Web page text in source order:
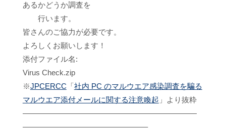
あるかどうか調査を
行います。
皆さんのご協力が必要です。
よろしくお願いします！
添付ファイル名:
Virus Check.zip
※JPCERCC 「社内 PC のマルウエア感染調査を騙る
マルウエア添付メールに関する注意喚起 」より抜粋
———————————————————————
————————————————–